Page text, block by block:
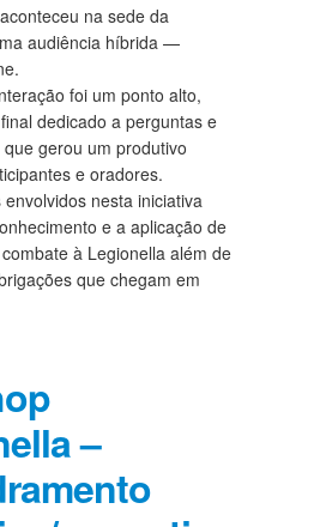
na sede da
audiência híbrida —
foi um ponto alto,
dedicado a perguntas e
gerou um produtivo
e oradores.
envolvidos nesta iniciativa
e a aplicação de
à Legionella além de
que chegam em
–